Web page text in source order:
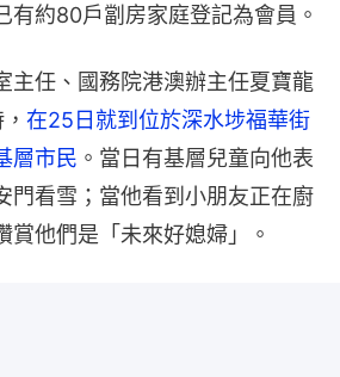
有約80戶劏房家庭登記為會員。
主任、國務院港澳辦主任夏寶龍
在25日就到位於深水埗福華街
層市民 。當日有基層兒童向他表
門看雪；當他看到小朋友正在廚
賞他們是「未來好媳婦」。